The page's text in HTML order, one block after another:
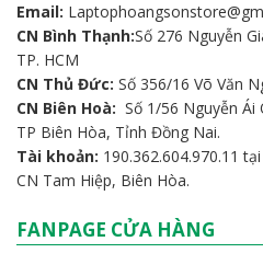
Email:
CN Bình Thạnh:Số 276 Nguyễn
TP. HCM
CN Thủ Đức: Số 356/16 Võ Văn
CN Biên Hoà: Số 1/56 Nguyễn Ái
TP Biên Hòa, Tỉnh Đồng Nai.
Tài khoản: 190.362.604.970.11
CN Tam Hiệp, Biên Hòa.
FANPAGE CỬA HÀNG